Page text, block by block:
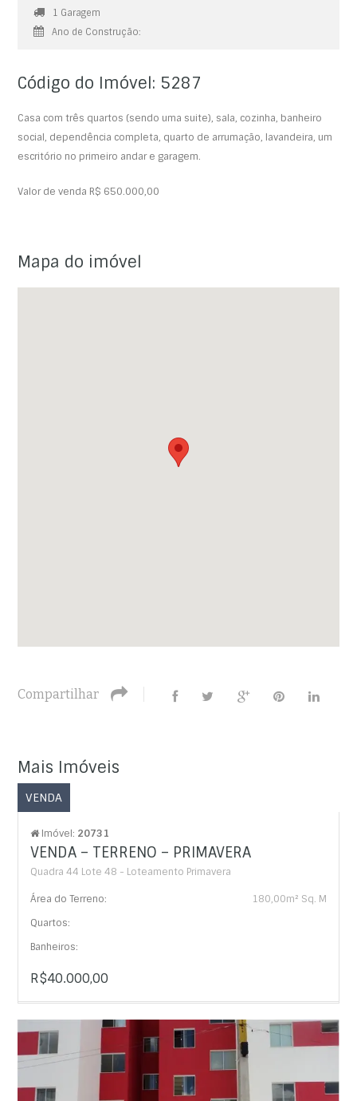
1 Garagem
Ano de Construção:
Código do Imóvel: 5287
Casa com três quartos (sendo uma suite), sala, cozinha, banheiro
social, dependência completa, quarto de arrumação, lavandeira, um
escritório no primeiro andar e garagem.
Valor de venda R$ 650.000,00
Mapa do imóvel
Compartilhar
Mais Imóveis
VENDA
Imóvel: 20731
VENDA – TERRENO – PRIMAVERA
Quadra 44 Lote 48 - Loteamento Primavera
Área do Terreno:
180,00m² Sq. M
Quartos:
Banheiros:
R$40.000,00